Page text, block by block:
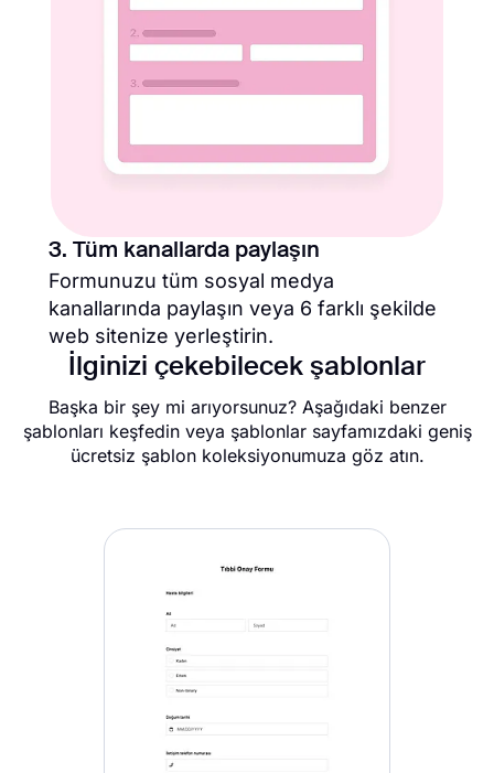
3. Tüm kanallarda paylaşın
Formunuzu tüm sosyal medya
kanallarında paylaşın veya 6 farklı şekilde
web sitenize yerleştirin.
İlginizi çekebilecek şablonlar
Başka bir şey mi arıyorsunuz? Aşağıdaki benzer
şablonları keşfedin veya şablonlar sayfamızdaki geniş
ücretsiz şablon koleksiyonumuza göz atın.